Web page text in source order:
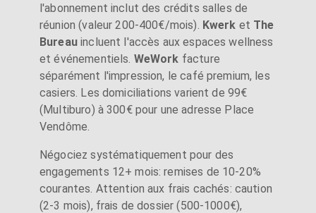
l'abonnement inclut des crédits salles de
réunion (valeur 200-400€/mois). Kwerk et The
Bureauincluent l'accès aux espaces wellness
et événementiels. WeWork facture
séparément l'impression, le café premium, les
casiers. Les domiciliations varient de 99€
(Multiburo) à 300€ pour une adresse Place
Vendôme.
Négociez systématiquement pour des
engagements 12+ mois: remises de 10-20%
courantes. Attention aux frais cachés: caution
(2-3 mois), frais de dossier (500-1000€),